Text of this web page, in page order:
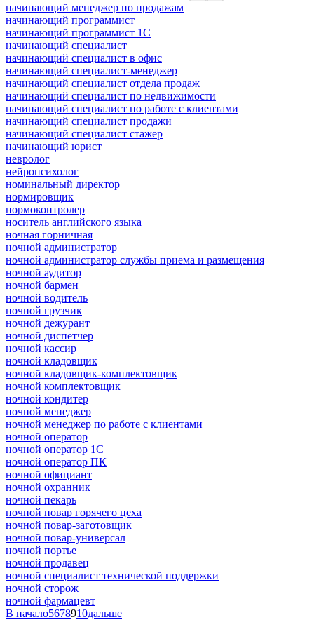
начинающий менеджер по продажам
начинающий программист
начинающий программист 1С
начинающий специалист
начинающий специалист в офис
начинающий специалист-менеджер
начинающий специалист отдела продаж
начинающий специалист по недвижимости
начинающий специалист по работе с клиентами
начинающий специалист продажи
начинающий специалист стажер
начинающий юрист
невролог
нейропсихолог
номинальный директор
нормировщик
нормоконтролер
носитель английского языка
ночная горничная
ночной администратор
ночной администратор службы приема и размещения
ночной аудитор
ночной бармен
ночной водитель
ночной грузчик
ночной дежурант
ночной диспетчер
ночной кассир
ночной кладовщик
ночной кладовщик-комплектовщик
ночной комплектовщик
ночной кондитер
ночной менеджер
ночной менеджер по работе с клиентами
ночной оператор
ночной оператор 1С
ночной оператор ПК
ночной официант
ночной охранник
ночной пекарь
ночной повар горячего цеха
ночной повар-заготовщик
ночной повар-универсал
ночной портье
ночной продавец
ночной специалист технической поддержки
ночной сторож
ночной фармацевт
В начало5678910дальше